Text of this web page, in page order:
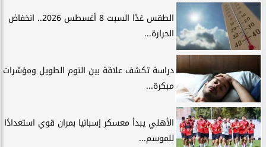
الطقس غدًا السبت 8 أغسطس 2026.. انخفاض
الحرارة...
دراسة تكشف علاقة بين النوم الطويل ومؤشرات
مبكرة...
الأهلي يبدأ معسكر إسبانيا بمران قوي استعدادًا
للموسم...